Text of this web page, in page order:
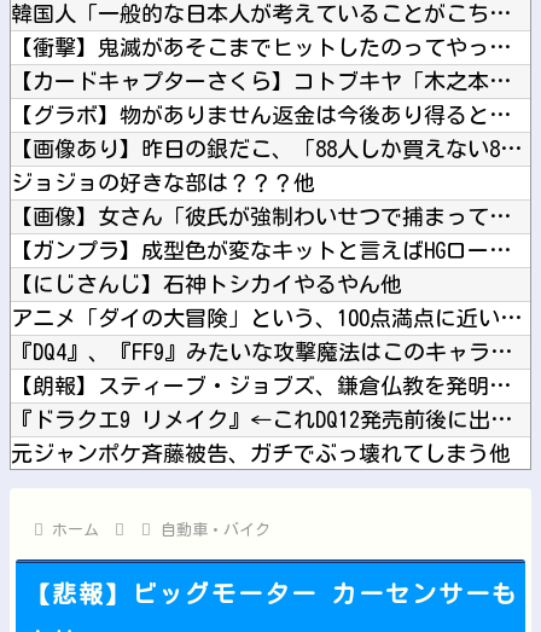
韓国人「一般的な日本人が考えていることがこちら…」→「えっ？...
【衝撃】鬼滅があそこまでヒットしたのってやっぱ「ノイズ」が一...
【カードキャプターさくら】コトブキヤ「木之本桜 [包囲(シー...
【グラボ】物がありません返金は今後あり得ると思ってるのでサブ...
【画像あり】昨日の銀だこ、「88人しか買えない88円」に大行...
ジョジョの好きな部は？？？他
【画像】女さん「彼氏が強制わいせつで捕まって謝罪の手紙が来た...
【ガンプラ】成型色が変なキットと言えばHGローゼンズール他
【にじさんじ】石神トシカイやるやん他
アニメ「ダイの大冒険」という、100点満点に近い再アニメ化作...
『DQ4』、『FF9』みたいな攻撃魔法はこのキャラって決まっ...
【朗報】スティーブ・ジョブズ、鎌倉仏教を発明する他
『ドラクエ9 リメイク』←これDQ12発売前後に出ると思う？...
元ジャンポケ斉藤被告、ガチでぶっ壊れてしまう他
ホーム 自動車・バイク
【悲報】ビッグモーター カーセンサーも